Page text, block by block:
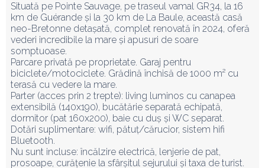
Situată pe Pointe Sauvage, pe traseul vamal GR34, la 16
km de Guérande și la 30 km de La Baule, această casă
neo-Bretonne detașată, complet renovată în 2024, oferă
vederi incredibile la mare și apusuri de soare
somptuoase.
Parcare privată pe proprietate. Garaj pentru
biciclete/motociclete. Grădină închisă de 1000 m² cu
terasă cu vedere la mare.
Parter (acces prin 2 trepte): living luminos cu canapea
extensibilă (140x190), bucătărie separată echipată,
dormitor (pat 160x200), baie cu duș și WC separat.
Dotări suplimentare: wifi, pătuț/cărucior, sistem hifi
Bluetooth.
Nu sunt incluse: încălzire electrică, lenjerie de pat,
prosoape, curățenie la sfârșitul sejurului și taxa de turist.